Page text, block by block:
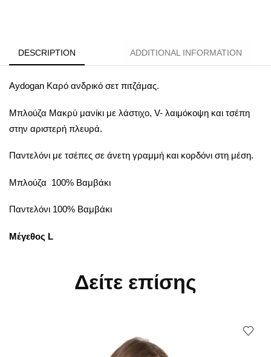
DESCRIPTION ADDITIONAL INFORMATION
Aydogan Καρό ανδρικό σετ πιτζάμας.
Μπλούζα Μακρύ μανίκι με λάστιχο, V- λαιμόκοψη και τσέπη
στην αριστερή πλευρά.
Παντελόνι με τσέπες σε άνετη γραμμή και κορδόνι στη μέση.
Μπλούζα 100% Βαμβάκι
Παντελόνι 100% Βαμβάκι
Μέγεθος L
Δείτε επίσης